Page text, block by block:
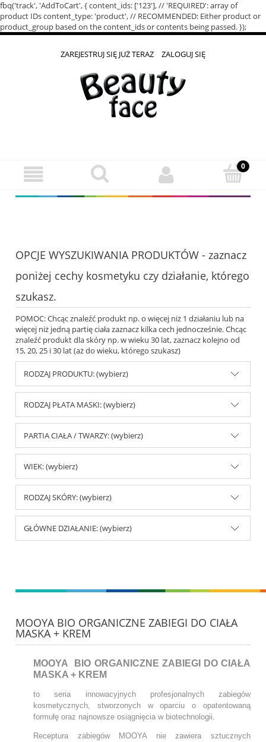
fbq('track', 'AddToCart', { content_ids: ['123'], // 'REQUIRED': array of
product IDs content_type: 'product', // RECOMMENDED: Either product or
product_group based on the content_ids or contents being passed. });
ZAREJESTRUJ SIĘ JUŻ TERAZ ZALOGUJ SIĘ
OPCJE WYSZUKIWANIA PRODUKTÓW - zaznacz
poniżej cechy kosmetyku czy działanie, którego
szukasz.
POMOC: Chcąc znaleźć produkt np. o więcej niż 1 działaniu lub na
więcej niż jedną partię ciała zaznacz kilka cech jednocześnie. Chcąc
znaleźć produkt dla skóry np. w wieku 30 lat, zaznacz kolejno od
15, 20, 25 i 30 lat (aż do wieku, którego szukasz)
RODZAJ PRODUKTU: (wybierz)
RODZAJ PŁATA MASKI: (wybierz)
PARTIA CIAŁA / TWARZY: (wybierz)
WIEK: (wybierz)
RODZAJ SKÓRY: (wybierz)
GŁÓWNE DZIAŁANIE: (wybierz)
MOOYA BIO ORGANICZNE ZABIEGI DO CIAŁA
MASKA + KREM
MOOYA BIO ORGANICZNE ZABIEGI DO CIAŁA
MASKA + KREM
to seria innowacyjnych profesjonalnych zabiegów
kosmetycznych, stworzonych w oparciu o opatentowaną
formułę oraz najnowsze osiągnięcia w biotechnologii.
Receptura zabiegów MOOYA nie zawiera sztucznych